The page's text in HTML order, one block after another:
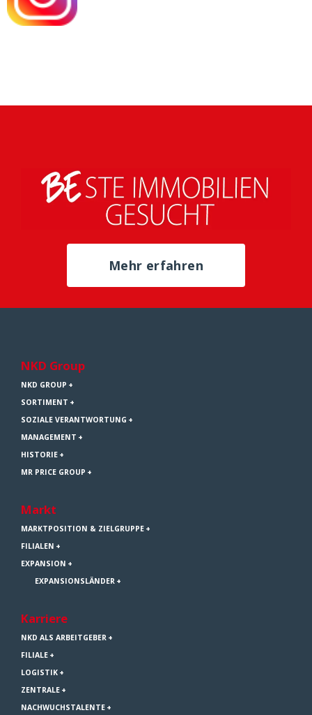
Mehr erfahren
NKD Group
NKD GROUP
SORTIMENT
SOZIALE VERANTWORTUNG
MANAGEMENT
HISTORIE
MR PRICE GROUP
Markt
MARKTPOSITION & ZIELGRUPPE
FILIALEN
EXPANSION
EXPANSIONSLÄNDER
Karriere
NKD ALS ARBEITGEBER
FILIALE
LOGISTIK
ZENTRALE
NACHWUCHSTALENTE